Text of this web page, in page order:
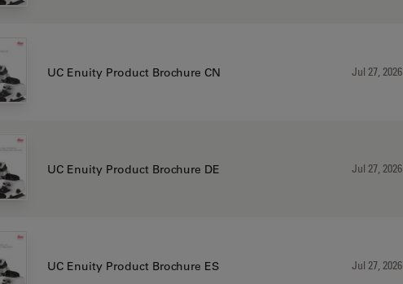
UC Enuity Product Brochure CN Jul 27, 2026
UC Enuity Product Brochure DE Jul 27, 2026
UC Enuity Product Brochure ES Jul 27, 2026